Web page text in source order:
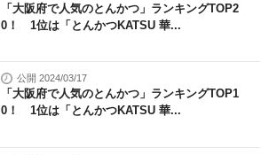
「大阪府で人気のとんかつ」ランキングTOP2
0！ 1位は「とんかつKATSU 華...
公開 2024/03/17
「大阪府で人気のとんかつ」ランキングTOP1
0！ 1位は「とんかつKATSU 華...